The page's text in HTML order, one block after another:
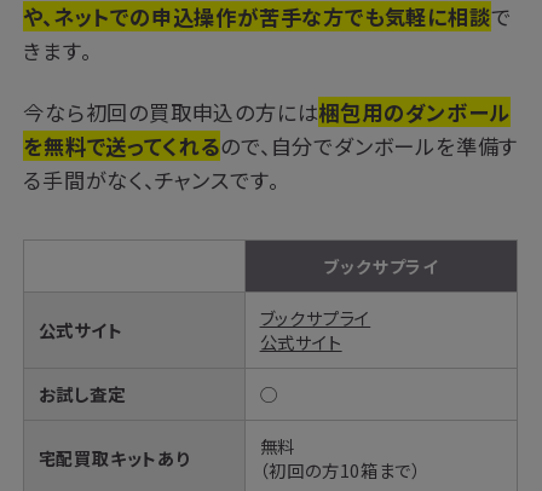
や、ネットでの申込操作が苦手な方でも気軽に相談で
きます。
今なら初回の買取申込の方には梱包用のダンボール
を無料で送ってくれるので、自分でダンボールを準備す
る手間がなく、チャンスです。
ブックサプライ
公式サイト
ブックサプライ
公式サイト
お試し査定 ◯
宅配買取キットあり
無料
（初回の方10箱まで）